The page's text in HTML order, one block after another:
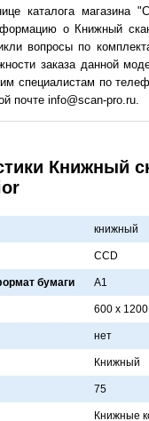
каталога магазина
о Книжный
вопросы по
заказа данной
специалистам по
почте info@scan-pro.ru.
Книжный
книжный
CCD
бумаги A1
600 х 1200
нет
Книжный
75
Книжные